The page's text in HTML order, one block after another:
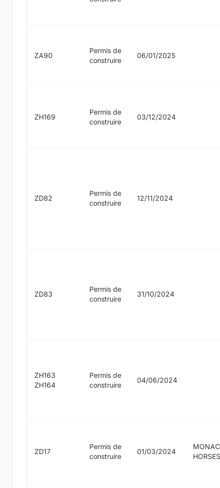
ZA90
Permis de
construire
06/01/2025
ZH169
Permis de
construire
03/12/2024
ZD82
Permis de
construire
12/11/2024
ZD83
Permis de
construire
31/10/2024
ZH163
ZH164
Permis de
construire
04/06/2024
ZD17
Permis de
construire
01/03/2024
HORSES